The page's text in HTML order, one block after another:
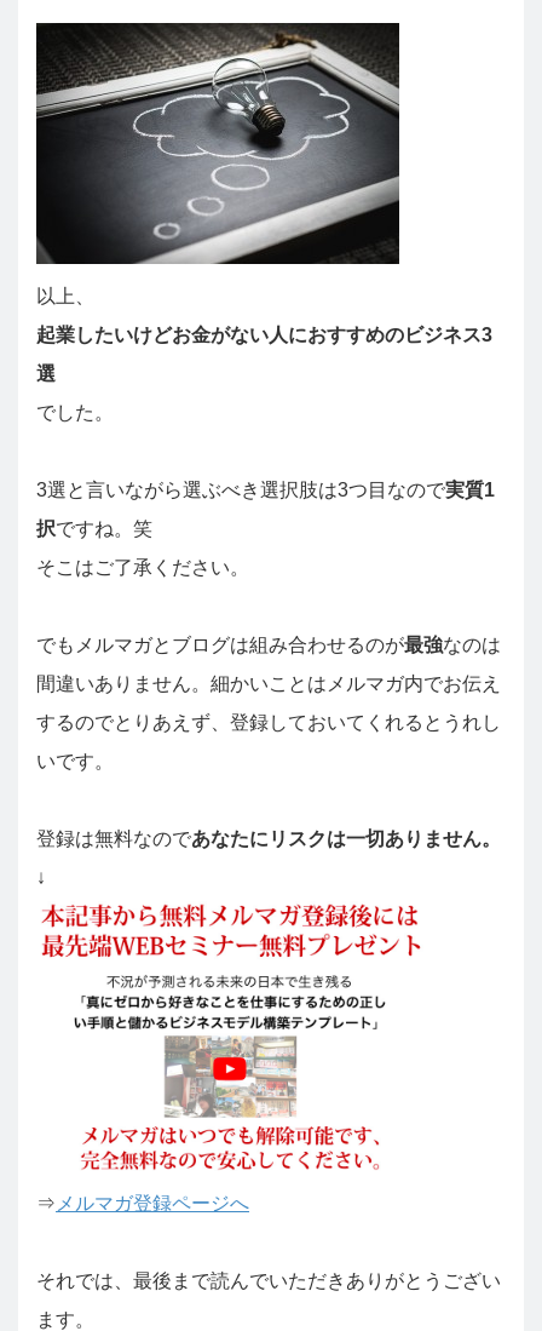
以上、
起業したいけどお金がない人におすすめのビジネス3
選
でした。
3選と言いながら選ぶべき選択肢は3つ目なので実質1
択ですね。笑
そこはご了承ください。
でもメルマガとブログは組み合わせるのが最強なのは
間違いありません。細かいことはメルマガ内でお伝え
するのでとりあえず、登録しておいてくれるとうれし
いです。
登録は無料なのであなたにリスクは一切ありません。
↓
⇒ メルマガ登録ページへ
それでは、最後まで読んでいただきありがとうござい
ます。